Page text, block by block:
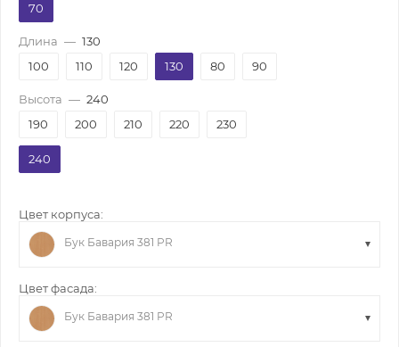
70
Длина — 130
100
110 120 130 80 90
Высота — 240
190
200 210 220 230
240
Цвет корпуса:
Бук Бавария 381 PR
Цвет фасада:
Бук Бавария 381 PR